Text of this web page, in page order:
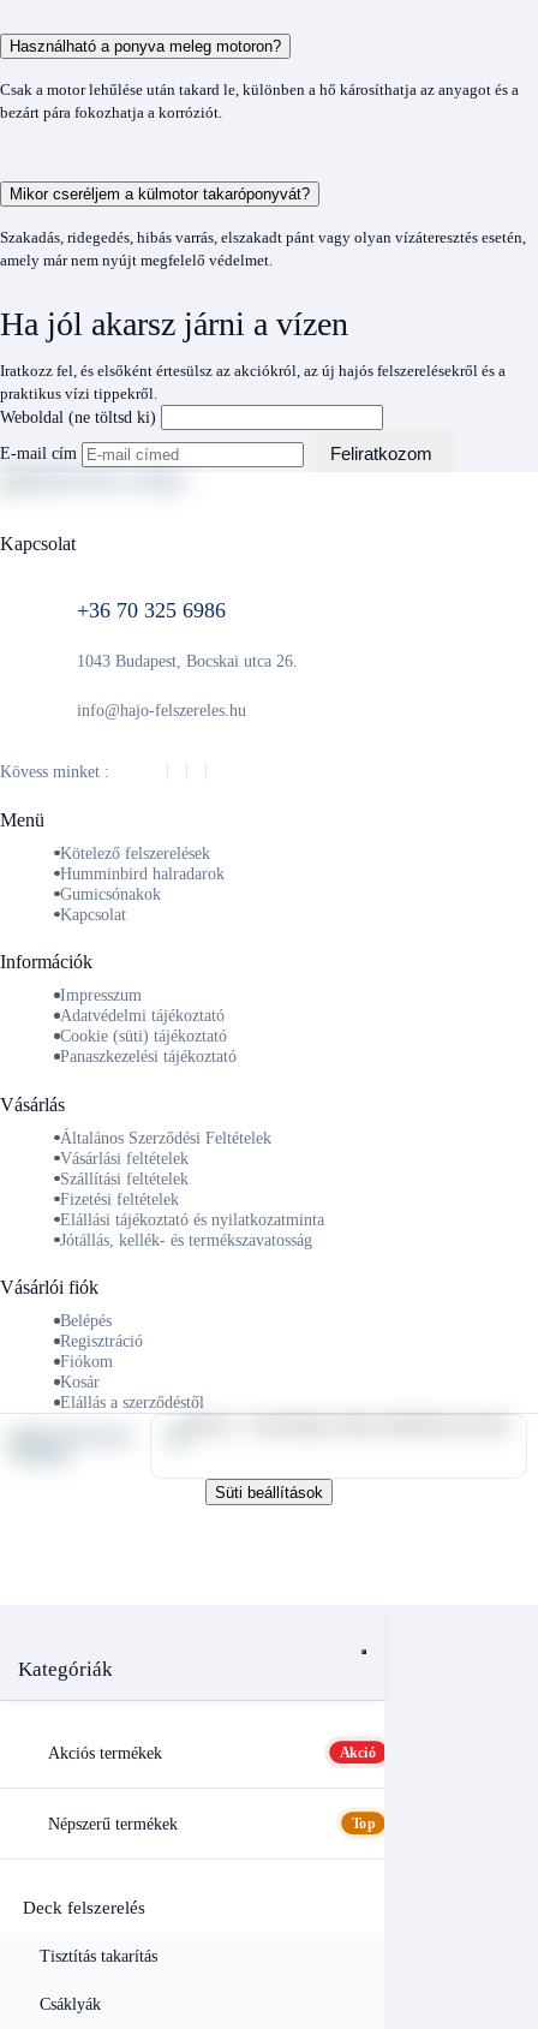
Használható a ponyva meleg motoron?
Csak a motor lehűlése után takard le, különben a hő károsíthatja az anyagot és a
bezárt pára fokozhatja a korróziót.
Mikor cseréljem a külmotor takaróponyvát?
Szakadás, ridegedés, hibás varrás, elszakadt pánt vagy olyan vízáteresztés esetén,
amely már nem nyújt megfelelő védelmet.
Ha jól akarsz járni a vízen
Iratkozz fel, és elsőként értesülsz az akciókról, az új hajós felszerelésekről és a
praktikus vízi tippekről.
Weboldal (ne töltsd ki)
E-mail cím Feliratkozom
Kapcsolat
+36 70 325 6986
1043 Budapest, Bocskai utca 26.
info@hajo-felszereles.hu
Kövess minket :
Menü
Kötelező felszerelések
Humminbird halradarok
Gumicsónakok
Kapcsolat
Információk
Impresszum
Adatvédelmi tájékoztató
Cookie (süti) tájékoztató
Panaszkezelési tájékoztató
Vásárlás
Általános Szerződési Feltételek
Vásárlási feltételek
Szállítási feltételek
Fizetési feltételek
Elállási tájékoztató és nyilatkozatminta
Jótállás, kellék- és termékszavatosság
Vásárlói fiók
Belépés
Regisztráció
Fiókom
Kosár
Elállás a szerződéstől
Süti beállítások
Kategóriák
Akciós termékek Akció
Népszerű termékek Top
Deck felszerelés
Tisztítás takarítás
Csáklyák